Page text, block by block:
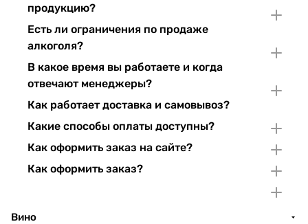
продукцию?
Есть ли ограничения по продаже
алкоголя?
В какое время вы работаете и когда
отвечают менеджеры?
Как работает доставка и самовывоз?
Какие способы оплаты доступны?
Как оформить заказ на сайте?
Как оформить заказ?
Вино